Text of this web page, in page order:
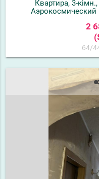
Квартира, 3-
Аэрокосмический
2
64/